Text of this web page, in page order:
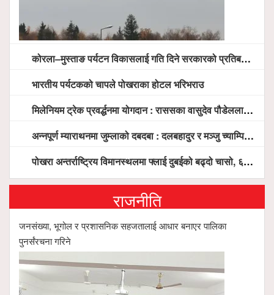
कोरला–मुस्ताङ पर्यटन विकासलाई गति दिने सरकारको प्रतिबद्धता, स्थानीय सरोकारवालासँग व्यापक छलफल
भारतीय पर्यटकको चापले पोखराका होटल भरिभराउ
मिलेनियम ट्रेक प्रवर्द्धनमा योगदान : राससका वासुदेव पौडेललाई ‘मिलेनियम ट्रेक अवार्ड’ प्रदान गरिने
अन्नपूर्ण म्याराथनमा जुम्लाको दबदबा : दलबहादुर र मञ्जु च्याम्पियन, नगदसहित भव्य सम्मान
पोखरा अन्तर्राष्ट्रिय विमानस्थलमा फ्लाई दुबईको बढ्दो चासो, ६ घण्टा लामो प्राविधिक निरीक्षणपछि दैनिक उडानको ढोका खुल्दै
राजनीति
जनसंख्या, भूगोल र प्रशासनिक सहजतालाई आधार बनाएर पालिका
पुनर्संरचना गरिने